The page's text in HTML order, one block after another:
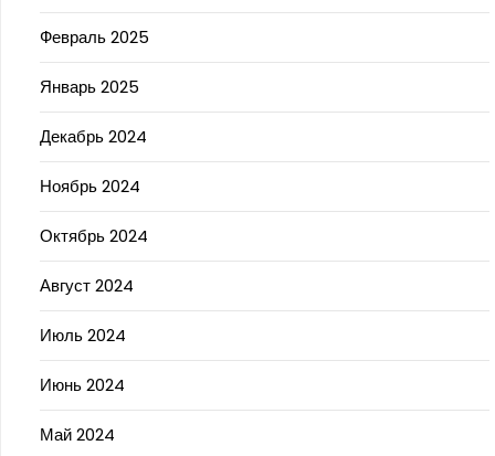
Февраль 2025
Январь 2025
Декабрь 2024
Ноябрь 2024
Октябрь 2024
Август 2024
Июль 2024
Июнь 2024
Май 2024